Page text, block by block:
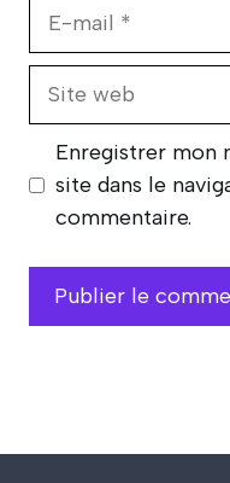
Enregistrer mon
site dans le
commentaire.